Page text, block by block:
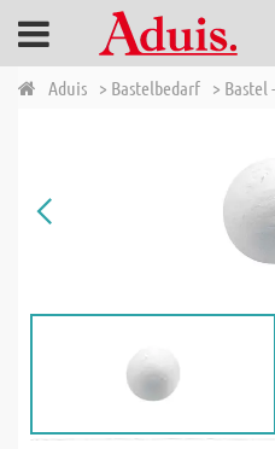
Aduis > Bastelbedarf >